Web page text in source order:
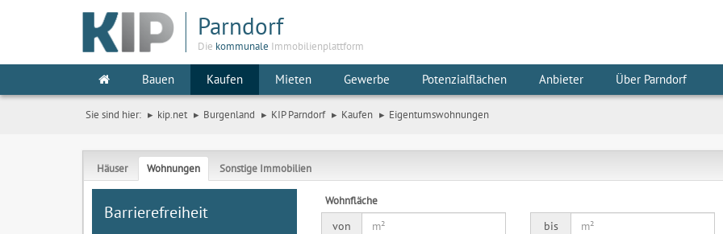
Parndorf
Die kommunale Immobilienplattform
Bauen Kaufen Mieten Gewerbe Potenzialflächen Anbieter Über Parndorf
Sie sind hier: kip.net Burgenland KIP Parndorf Kaufen Eigentumswohnungen
Häuser Wohnungen Sonstige Immobilien
Barrierefreiheit
Wohnfläche
von
bis